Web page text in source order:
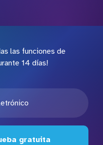
las funciones de
14 días!
gratuita